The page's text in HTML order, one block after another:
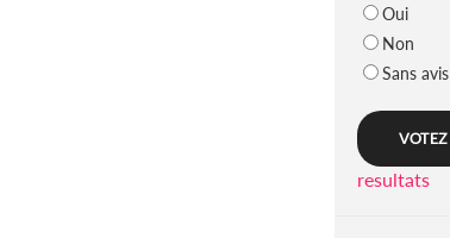
Oui
Non
Sans avis
resultats